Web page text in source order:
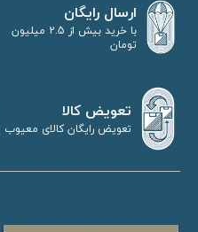
ارسال رایگان
با خرید بیش از 2.5 میلیون
تومان
تعویض کالا
تعویض رایگان کالای معیوب